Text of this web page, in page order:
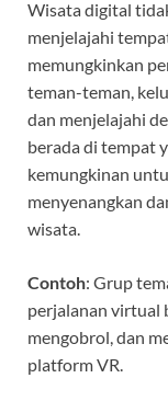
Wisata digital
menjelajahi
memungkinkan
teman-teman,
dan menjelajahi
berada di tempat
kemungkinan
menyenangkan
wisata.
Contoh: Grup
perjalanan virtual
mengobrol, dan
platform VR.